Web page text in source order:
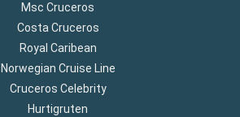
Msc Cruceros
Costa Cruceros
Royal Caribean
Norwegian Cruise Line
Cruceros Celebrity
Hurtigruten